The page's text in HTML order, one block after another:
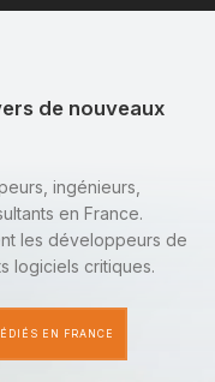
de nouveaux
ingénieurs,
en France.
les développeurs de
logiciels critiques.
EN FRANCE